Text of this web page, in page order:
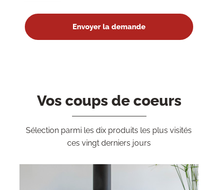
Vos coups de coeurs
Sélection parmi les dix produits les plus visités
ces vingt derniers jours